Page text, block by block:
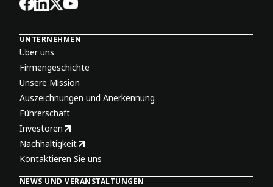
UNTERNEHMEN
Über uns
Firmengeschichte
Unsere Mission
Auszeichnungen und Anerkennung
Führerschaft
Investoren
Nachhaltigkeit
Kontaktieren Sie uns
NEWS UND VERANSTALTUNGEN